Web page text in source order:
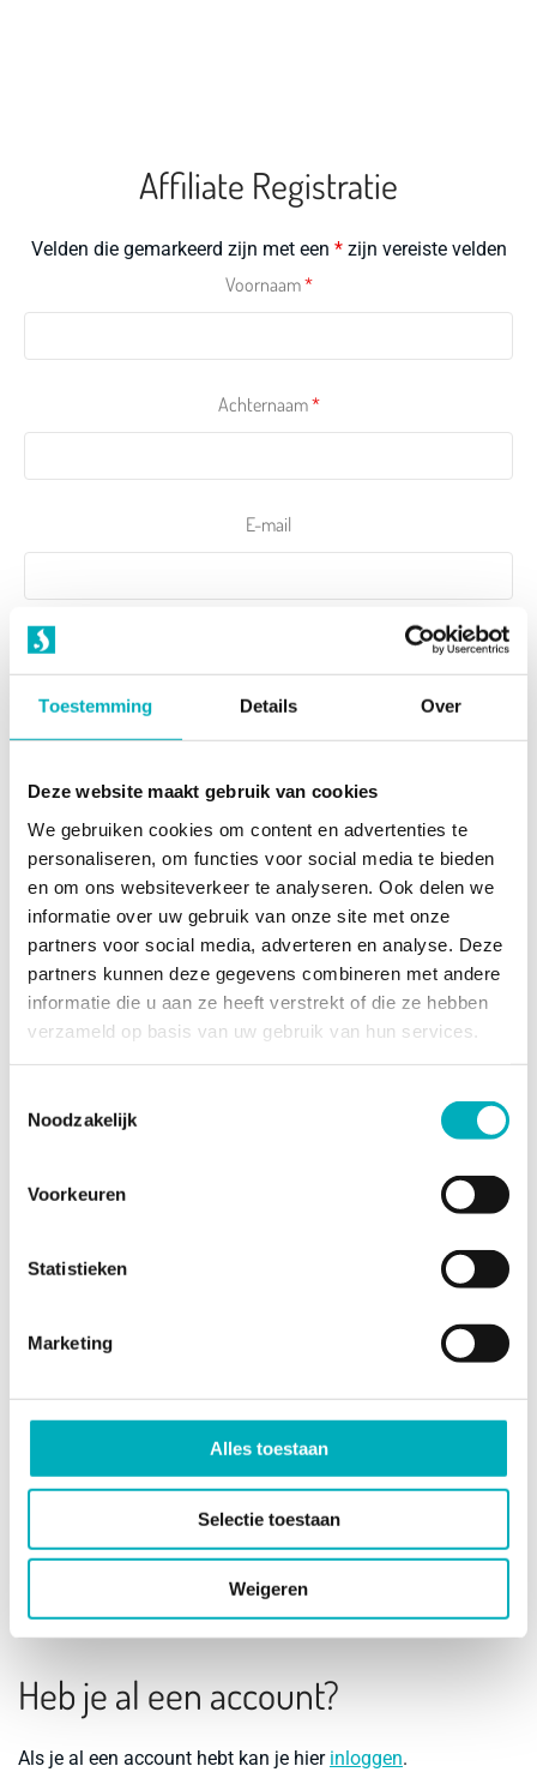
Toestemming Details Over
Deze website maakt gebruik van cookies
We gebruiken cookies om content en advertenties te
personaliseren, om functies voor social media te bieden
en om ons websiteverkeer te analyseren. Ook delen we
informatie over uw gebruik van onze site met onze
partners voor social media, adverteren en analyse. Deze
partners kunnen deze gegevens combineren met andere
informatie die u aan ze heeft verstrekt of die ze hebben
verzameld op basis van uw gebruik van hun services.
Noodzakelijk
Voorkeuren
Statistieken
Marketing
Alles toestaan
Selectie toestaan
Weigeren
Affiliate Registratie
Velden die gemarkeerd zijn met een *zijn vereiste velden
Voornaam*
Achternaam*
E-mail
Wachtwoord*
Wachtwoord bevestigen*
Ik ga akkoord met deaffiliate voorwaarden
Bevallingsbaden.*
Heb je al een account?
Als je al een account hebt kan je hier inloggen.